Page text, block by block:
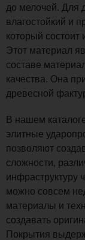
до мелочей. Для
влагостойкий и
который состоит
Этот материал
составе
качества. Она
древесной
В нашем
элитные
позволяют
сложности,
инфраструктуру
можно совсем
материалы и
создавать
Покрытия